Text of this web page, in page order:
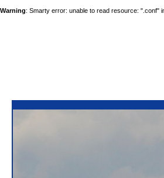
Warning: Smarty error: unable to read resource: ".conf"